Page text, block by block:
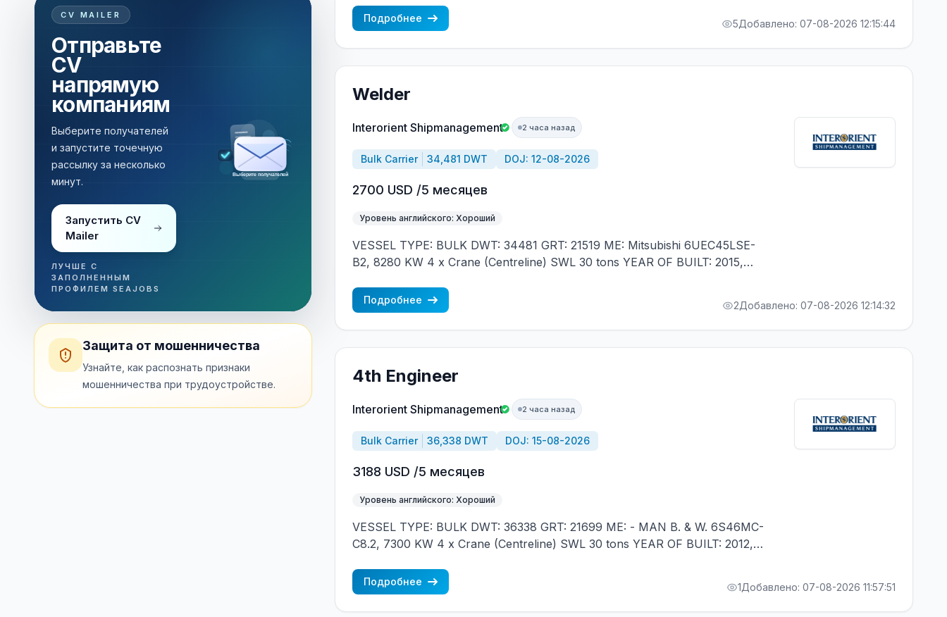
CV MAILER
Отправьте
CV
напрямую
компаниям
Выберите получателей
и запустите точечную
рассылку за несколько
минут.
Запустить CV
Mailer
ЛУЧШЕ С
ЗАПОЛНЕННЫМ
ПРОФИЛЕМ SEAJOBS
Рассылка за несколько минут
Защита от мошенничества
Узнайте, как распознать признаки
мошенничества при трудоустройстве.
CONTRACT IN RANK
Подробнее 5Добавлено: 07-08-2026 12:15:44
Welder
Interorient Shipmanagement 2 часа назад
Bulk Carrier 34,481 DWT DOJ: 12-08-2026
2700 USD /5 месяцев
Уровень английского: Хороший
VESSEL TYPE: BULK DWT: 34481 GRT: 21519 ME: Mitsubishi 6UEC45LSE-
B2, 8280 KW 4 x Crane (Centreline) SWL 30 tons YEAR OF BUILT: 2015,
NATIONALITY
Подробнее 2Добавлено: 07-08-2026 12:14:32
4th Engineer
Interorient Shipmanagement 2 часа назад
Bulk Carrier 36,338 DWT DOJ: 15-08-2026
3188 USD /5 месяцев
Уровень английского: Хороший
VESSEL TYPE: BULK DWT: 36338 GRT: 21699 ME: - MAN B. & W. 6S46MC-
C8.2, 7300 KW 4 x Crane (Centreline) SWL 30 tons YEAR OF BUILT: 2012,
NATIONALITY
Подробнее 1Добавлено: 07-08-2026 11:57:51